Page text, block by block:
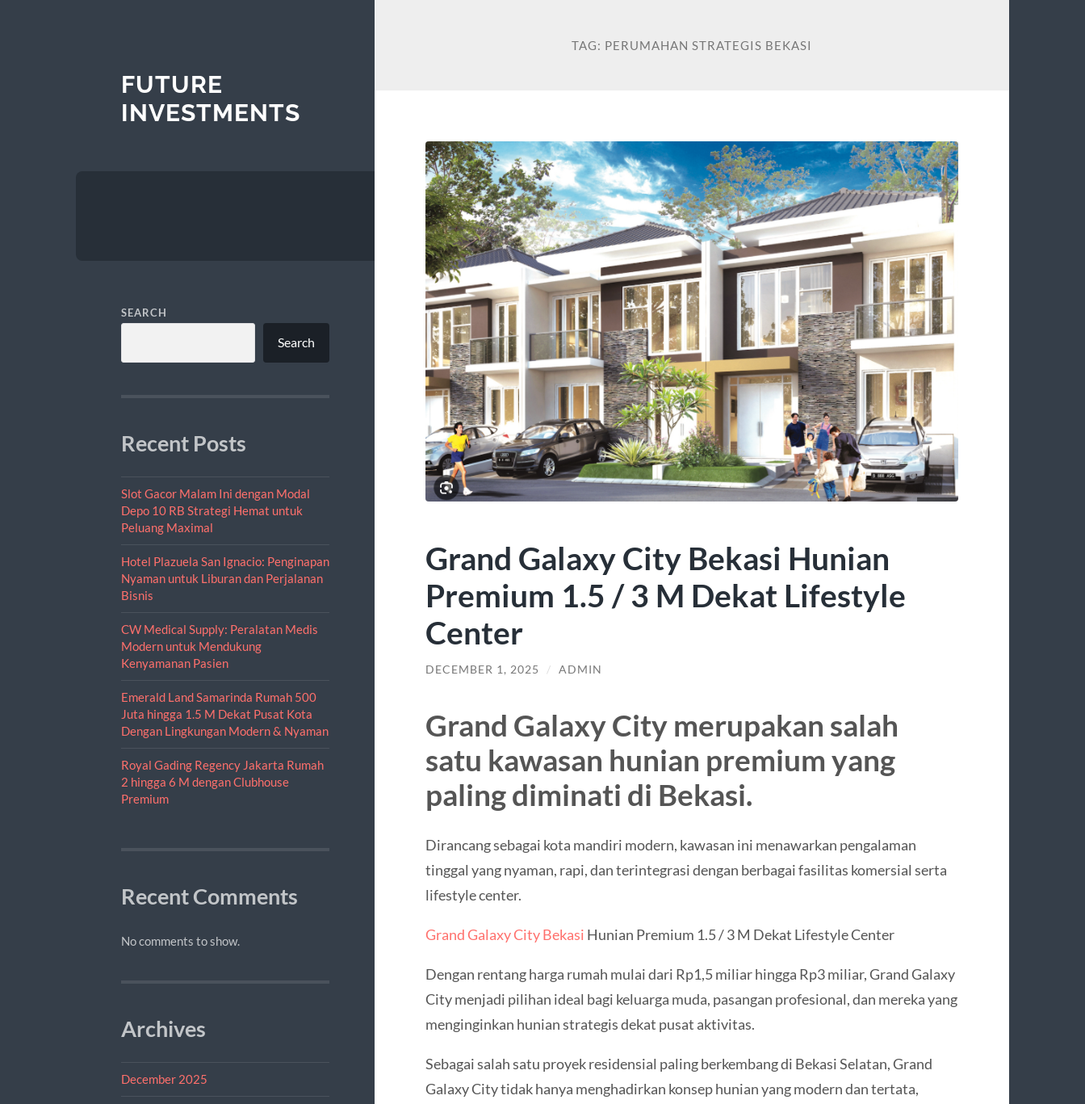
FUTURE
INVESTMENTS
SEARCH
Search
Recent Posts
Slot Gacor Malam Ini dengan Modal
Depo 10 RB Strategi Hemat untuk
Peluang Maximal
Hotel Plazuela San Ignacio: Penginapan
Nyaman untuk Liburan dan Perjalanan
Bisnis
CW Medical Supply: Peralatan Medis
Modern untuk Mendukung
Kenyamanan Pasien
Emerald Land Samarinda Rumah 500
Juta hingga 1.5 M Dekat Pusat Kota
Dengan Lingkungan Modern & Nyaman
Royal Gading Regency Jakarta Rumah
2 hingga 6 M dengan Clubhouse
Premium
Recent Comments
No comments to show.
Archives
December 2025
TAG: PERUMAHAN STRATEGIS BEKASI
Grand Galaxy City Bekasi Hunian
Premium 1.5 / 3 M Dekat Lifestyle
Center
DECEMBER 1, 2025 / ADMIN
Grand Galaxy City merupakan salah
satu kawasan hunian premium yang
paling diminati di Bekasi.
Dirancang sebagai kota mandiri modern, kawasan ini menawarkan pengalaman
tinggal yang nyaman, rapi, dan terintegrasi dengan berbagai fasilitas komersial serta
lifestyle center.
Grand Galaxy City Bekasi Hunian Premium 1.5 / 3 M Dekat Lifestyle Center
Dengan rentang harga rumah mulai dari Rp1,5 miliar hingga Rp3 miliar, Grand Galaxy
City menjadi pilihan ideal bagi keluarga muda, pasangan profesional, dan mereka yang
menginginkan hunian strategis dekat pusat aktivitas.
Sebagai salah satu proyek residensial paling berkembang di Bekasi Selatan, Grand
Galaxy City tidak hanya menghadirkan konsep hunian yang modern dan tertata,